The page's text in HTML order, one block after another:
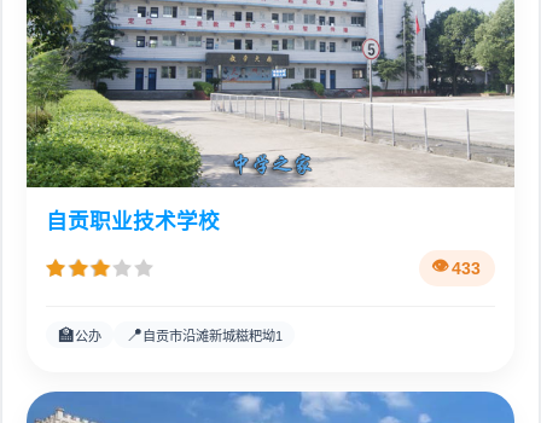
自贡职业技术学校
433
🏫公办 📍 自贡市沿滩新城糍粑坳1